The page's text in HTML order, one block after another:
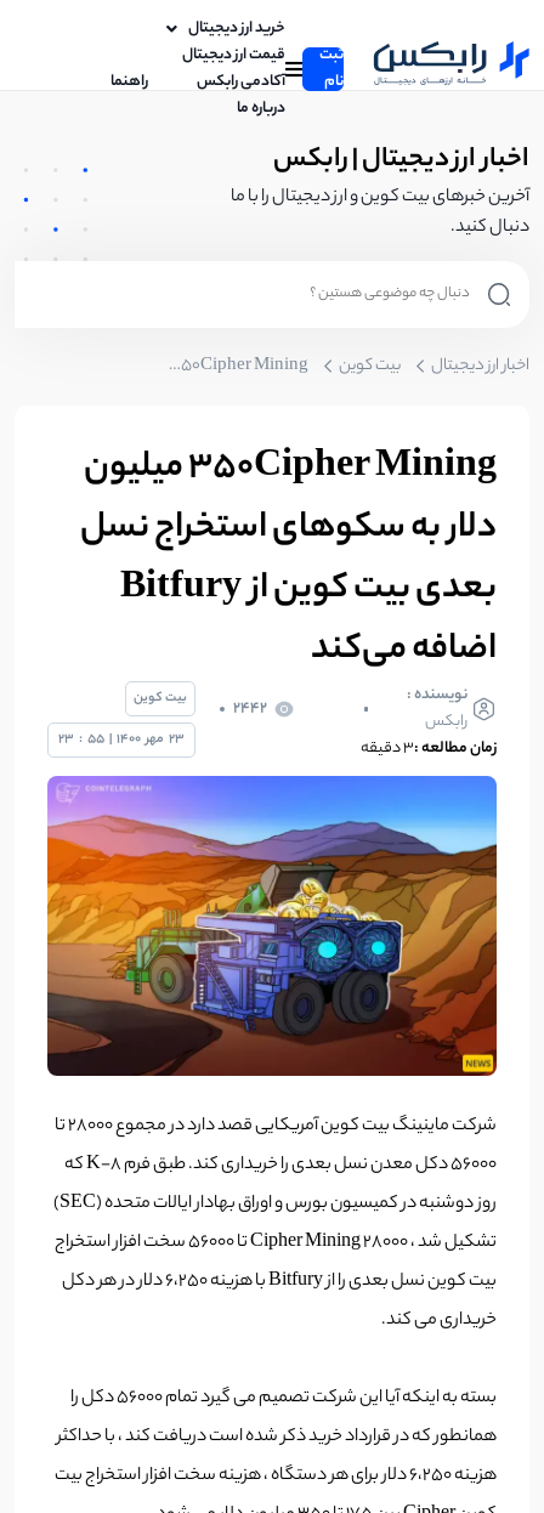
ثبت
نام
خرید ارز دیجیتال
قیمت ارز دیجیتال
آکادمی رابکس
راهنما
درباره ما
اخبار ارز دیجیتال | رابکس
آخرین خبرهای بیت کوین و ارز دیجیتال را با ما
دنبال کنید.
اخبار ارز دیجیتال بیت کوین 350Cipher Mining میلیون دلار به سکوهای استخراج نسل بعدی بیت کوین از Bitfury اضافه می‌کند
350Cipher Mining میلیون
دلار به سکوهای استخراج نسل
بعدی بیت کوین از Bitfury
اضافه می‌کند
نویسنده :
رابکس
2442
زمان مطالعه :۳ دقیقه
بیت کوین
23 مهر 1400
|
55
:
23
شرکت ماینینگ بیت کوین آمریکایی قصد دارد در مجموع 28000 تا
56000 دکل معدن نسل بعدی را خریداری کند. طبق فرم 8-K که
روز دوشنبه در کمیسیون بورس و اوراق بهادار ایالات متحده (SEC)
تشکیل شد ، Cipher Mining 28000 تا 56000 سخت افزار استخراج
بیت کوین نسل بعدی را از Bitfury با هزینه 6،250 دلار در هر دکل
خریداری می کند.
بسته به اینکه آیا این شرکت تصمیم می گیرد تمام 56000 دکل را
همانطور که در قرارداد خرید ذکر شده است دریافت کند ، با حداکثر
هزینه 6،250 دلار برای هر دستگاه ، هزینه سخت افزار استخراج بیت